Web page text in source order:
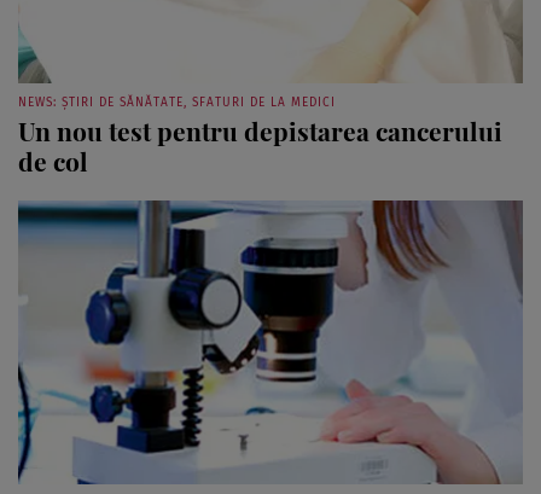
NEWS: ȘTIRI DE SĂNĂTATE, SFATURI DE LA MEDICI
Un nou test pentru depistarea cancerului
de col